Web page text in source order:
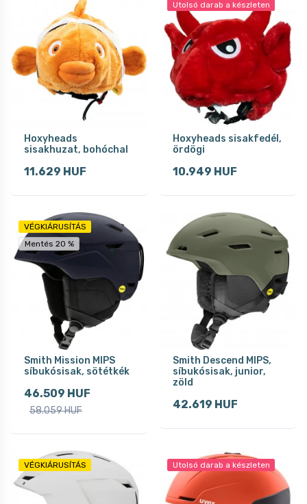
Hoxyheads
sisakhuzat, bohóchal
11.629 HUF
Utolsó darab a készleten
Hoxyheads sisakfedél,
ördögi
10.949 HUF
VÉGKIÁRUSÍTÁS
Mentés 20 %
Smith Mission MIPS
síbukósisak, sötétkék
46.509 HUF
58.059 HUF
Smith Descend MIPS,
síbukósisak, junior,
zöld
42.619 HUF
VÉGKIÁRUSÍTÁS Utolsó darab a készleten